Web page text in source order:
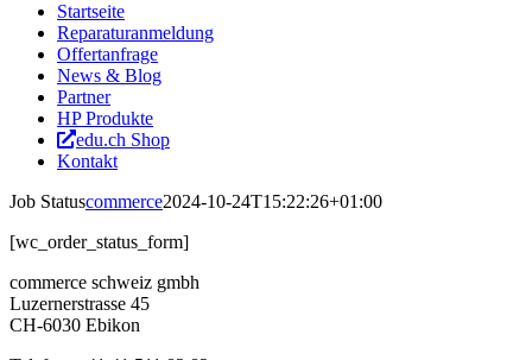
Startseite
Reparaturanmeldung
Offertanfrage
News & Blog
Partner
HP Produkte
edu.ch Shop
Kontakt
Job Statuscommerce2024-10-24T15:22:26+01:00
[wc_order_status_form]
commerce schweiz gmbh
Luzernerstrasse 45
CH-6030 Ebikon